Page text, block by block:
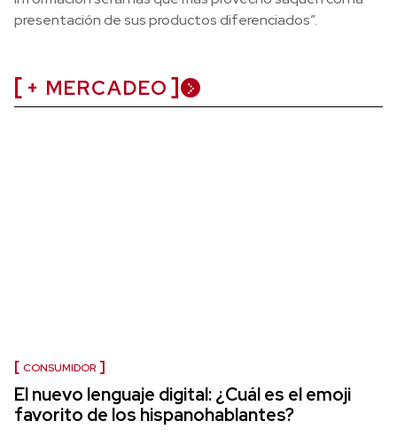
presentación de sus productos diferenciados”.
+ MERCADEO
CONSUMIDOR
El nuevo lenguaje digital: ¿Cuál es el emoji
favorito de los hispanohablantes?